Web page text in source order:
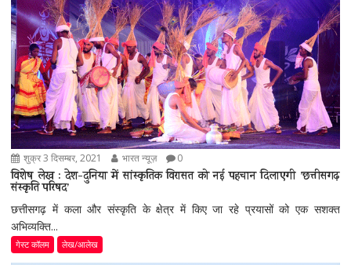
शुक्र 3 दिसम्बर, 2021 भारत न्यूज़ 0
विशेष लेख : देश-दुनिया में सांस्कृतिक विरासत को नई पहचान दिलाएगी ’छत्तीसगढ़
संस्कृति परिषद’
छत्तीसगढ़ में कला और संस्कृति के क्षेत्र में किए जा रहे प्रयासों को एक सशक्त
अभिव्यक्ति...
गेस्ट कॉलम लेख/आलेख